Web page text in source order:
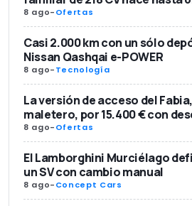
8 ago-Ofertas
Casi 2.000 km con un sólo
Nissan Qashqai e-POWER
8 ago-Tecnología
La versión de acceso del
maletero, por 15.400 € con
8 ago-Ofertas
El Lamborghini Murciélago
un SV con cambio manual
8 ago-Concept Cars